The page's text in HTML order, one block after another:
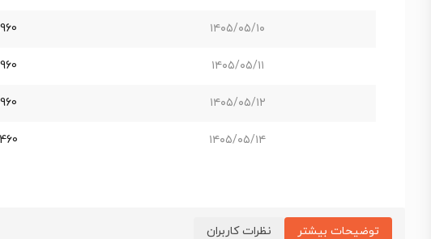
۱۴۰۵/۰۵/۱۰
۱۴۰۵/۰۵/۱۱
۱۴۰۵/۰۵/۱۲
۱۴۰۵/۰۵/۱۴
توضیحات بیشتر نظرات کاربران